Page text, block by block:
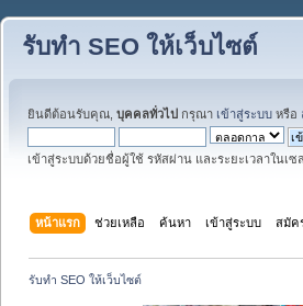
รับทำ SEO ให้เว็บไซต์
ยินดีต้อนรับคุณ, บุคคลทั่วไป กรุณา เข้าสู่ระบบ หรือ
เข้าสู่ระบบด้วยชื่อผู้ใช้ รหัสผ่าน และระยะเวลาในเ
หน้าแรก ช่วยเหลือ ค้นหา เข้าสู่ระบบ สมัค
รับทำ SEO ให้เว็บไซต์